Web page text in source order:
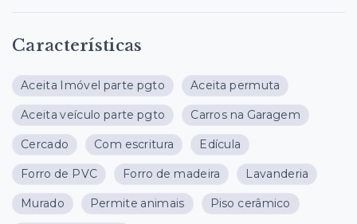
Características
Aceita Imóvel parte pgto Aceita permuta
Aceita veículo parte pgto Carros na Garagem
Cercado Com escritura Edícula
Forro de PVC Forro de madeira Lavanderia
Murado Permite animais Piso cerâmico